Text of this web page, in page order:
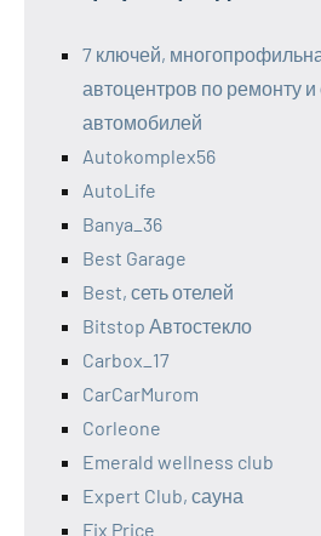
7 ключей,
автоцентров по ремонту
автомобилей
Autokomplex56
AutoLife
Banya_36
Best Garage
Best, сеть отелей
Bitstop Автостекло
Carbox_17
CarCarMurom
Corleone
Emerald wellness club
Expert Club, сауна
Fix Price